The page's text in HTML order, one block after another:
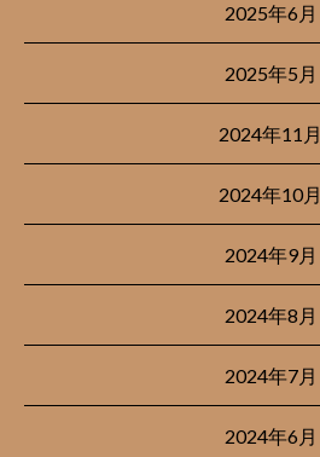
2025年6月
2025年5月
2024年11月
2024年10月
2024年9月
2024年8月
2024年7月
2024年6月